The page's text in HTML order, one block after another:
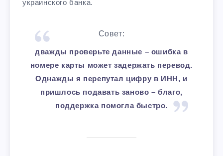
украинского банка.
Совет:
дважды проверьте данные – ошибка в
номере карты может задержать перевод.
Однажды я перепутал цифру в ИНН, и
пришлось подавать заново – благо,
поддержка помогла быстро.